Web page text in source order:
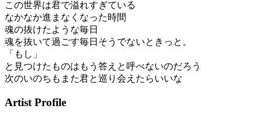
この世界は君で溢れすぎている
なかなか進まなくなった時間
魂の抜けたような毎日
魂を抜いて過ごす毎日そうでないときっと。
「もし」
と見つけたものはもう答えと呼べないのだろう
次のいのちもまた君と巡り会えたらいいな
Artist Profile